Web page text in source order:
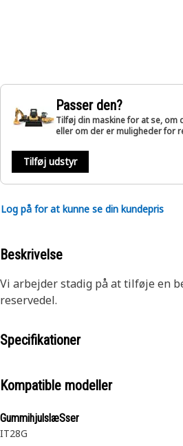
Passer den?
Tilføj din maskine for at se, om
eller om der er muligheder for
Tilføj udstyr
Log på for at kunne se din kundepris
Beskrivelse
Vi arbejder stadig på at tilføje en
reservedel.
Specifikationer
Kompatible modeller
GummihjulslæSser
IT28G